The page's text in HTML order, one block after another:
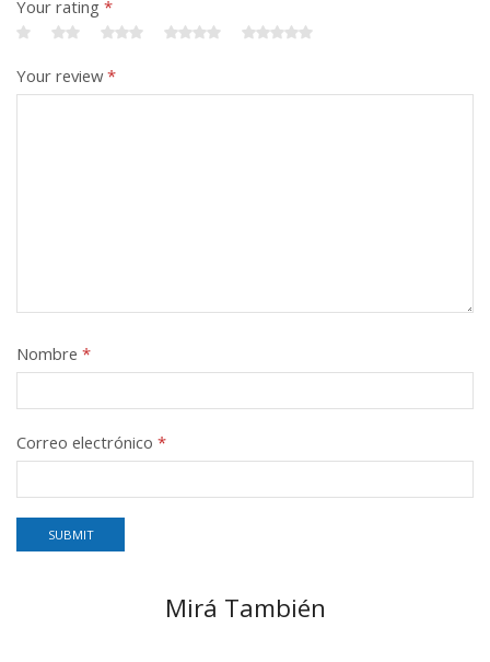
Your rating *
Your review*
Nombre *
Correo electrónico *
Mirá También